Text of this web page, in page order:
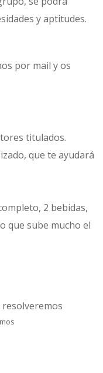
y aptitudes.
por mail y os
titulados.
que te ayudará
2 bebidas,
que sube mucho el